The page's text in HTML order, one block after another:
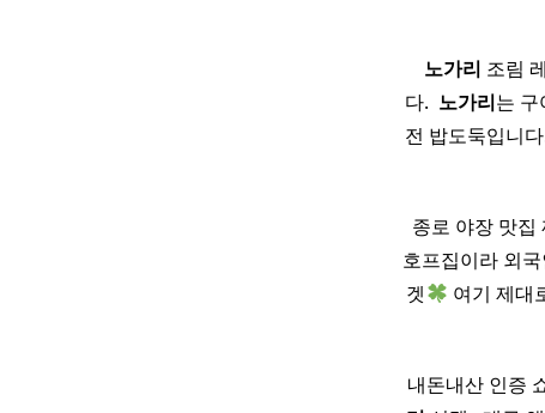
노가리 조림
다. ​ 노가리는
전 밥도둑입니
종로 야장 맛집
호프집이라 외
겟
여기 제대
내돈내산 인증